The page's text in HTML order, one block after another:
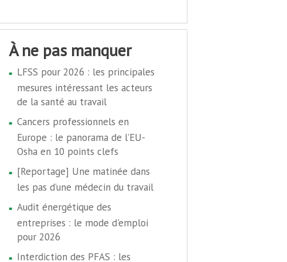
à ne pas manquer
LFSS pour 2026 : les principales
mesures intéressant les acteurs
de la santé au travail
Cancers professionnels en
Europe : le panorama de l’EU-
Osha en 10 points clefs
[Reportage] Une matinée dans
les pas d’une médecin du travail
Audit énergétique des
entreprises : le mode d'emploi
pour 2026
Interdiction des PFAS : les